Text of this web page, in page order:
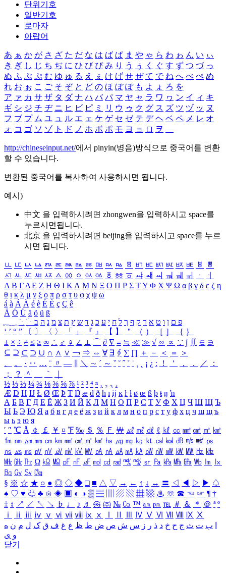
단위기호
일반기호
로마자
아랍어
あ ぁ か が さ ざ た だ な は ば ぱ ま や ゃ ら わ ゎ ん い ぃ
き ぎ し じ ち ぢ に ひ び ぴ み り う ぅ く ぐ す ず つ づ っ
ぬ ふ ぶ ぷ む ゆ ゅ る え ぇ け げ せ ぜ て で ね へ べ ぺ め
れ お ぉ こ ご そ ぞ と ど の ほ ぼ ぽ も よ ょ ろ を
ア ァ カ サ ザ タ ダ ナ ハ バ パ マ ヤ ャ ラ ワ ヮ ン イ ィ キ
ギ シ ジ チ ヂ ニ ヒ ビ ピ ミ リ ウ ゥ ク グ ス ズ ツ ヅ ッ ヌ
フ ブ プ ム ユ ュ ル エ ェ ケ ゲ セ ゼ テ デ ヘ ベ ペ メ レ オ
ォ コ ゴ ソ ゾ ト ド ノ ホ ボ ポ モ ヨ ョ ロ ヲ ―
http://chineseinput.net/에서 pinyin(병음)방식으로 중국어를 변환
할 수 있습니다.
변환된 중국어를 복사하여 사용하시면 됩니다.
예시)
中文 을 입력하시려면 zhongwen을 입력하시고 space를
누르시면됩니다.
北京 을 입력하시려면 beijing을 입력하시고 space를 누르
시면 됩니다.
ㅥ ㅦ ㅧ ㅨ ㅩ ㅪ ㅫ ㅬ ㅭ ㅮ ㅯ ㅰ ㅱ ㅲ ㅳ ㅴ ㅵ ㅶ ㅷ ㅸ
ㅹ
ㅺ ㅻ ㅼ ㅽ ㅾ ㅿ ㆀ ㆁ ㆂ ㆃ ㆄ ㆅ ㆆ ㆇ ㆈ ㆉ ㆊ ㆋ ㆌ ㆍ
ㆎ
Α Β ΓΔ Ε Ζ Η Θ Ι ΚΛ Μ Ν Ξ Ο Π Ρ Σ ΤΥ Φ Χ Ψ Ω α β γ δ ε ζ η
θ ι κ λ μ ν ξ ο π ρ σ τ υ φ χ ψ ω
á à Á À é è É È ç Ç ê
Ä Ö Ü ä ö ü ß
ִֶֹ ֻּ ׁׂ פ ם ן ו ט א ר ק ף ך ל ח י ע כ ג ד ש ץ ת צ מ נ ה ב
‘ ’ “ ” 〔 〕 〈 〉 「 」 『 』 【 】 ＂ （ ） ［ ］ ｛ ｝
± × ÷ ≠ ≤ ≥ ∞ ∴ ♂ ♀ ∠ ⊥ ⌒ ∂ ∇ ≡ ≒ ≪ ≫ √ ∽ ∝ ∵ ∫ ∬ ∈ ∋
⊆ ⊇ ⊂ ⊃ ∪ ∩ ∧ ∨ ￢ ⇒ ⇔ ∀ ∃ ∮ ∑ ∏ ＋ － ＜ ＝
＞
、
。 · ‥ … ¨ 〃 ― ＼ ∼ ´ ～ ˇ ˘ ˝ ˚ ˙ ¸ ¡ ¿ ː ！ ＇ ， ． ／
：
；
？ ＾ ｀
½ ⅓ ⅔ ¼ ¾ ⅛ ⅜ ⅝ ⅞ ¹ ² ³ ⁴ ⁿ ₁ ₂ ₃ ₄
Æ Ð Ħ Ĳ Ł Ø Œ Þ Ŧ Ŋ æ đ ð ħ ı ĳ ĸ ŀ ł ø œ ß þ ŧ ŋ ŉ
А Б В Г Д Е Ё Ж З И Й К Л М Н О П Р С Т У Ф Х Ц Ч Ш Щ Ъ
Ы Ь Э Ю Я а б в г д е ё ж з и й к л м н о п р с т у ф х ц ч ш щ ъ
ы ь э ю я
′ ″ ℃ Å ￠ ￡ ￥ ¤ ℉ ‰ ＄ ％ Ｆ ￦ ㎕ ㎖ ㎗ ℓ ㎘ ㏄ ㎣ ㎤ ㎥ ㎦
㎙ ㎚ ㎛ ㎜ ㎝ ㎞ ㎟ ㎠ ㎡ ㎢ ㏊ ㎍ ㎎ ㎏ ㏏ ㎈ ㎉ ㏈ ㎧ ㎨ ㎰
㎱ ㎲ ㎳ ㎴ ㎵ ㎶ ㎷ ㎸ ㎹ ㎀ ㎁ ㎂ ㎃ ㎄ ㎺ ㎻ ㎽ ㎾ ㎿ ㎐ ㎑
㎒ ㎓ ㎔ Ω ㏀ ㏁ ㎊ ㎋ ㎌ ㏖ ㏅ ㎭ ㎮ ㎯ ㏛ ㎩ ㎪ ㎫ ㎬ ㏝ ㏐
㏓
㏃ ㏉ ㏜ ㏆
§ ※ ☆ ★ ○ ● ◎ ◇ ◆ □ ■ △ ▽ → ← ↑ ↓ ↔ 〓 ◁ ◀ ▷ ▶ ♤
♠ ♡ ♥ ♧ ♣ ⊙ ◈ ▣ ◐ ◑ ▒ ▤ ▨ ▧ ▦ ▩ ♨ ☏ ☎ ☜ ☞ ¶ †
‡ ↕ ↗ ↙ ↖ ↘ ♭ ♩ ♪ ♬ ㉿ ㈜ № ㏇ ™ ㏂ ㏘ ℡ ＃ ＆ ＊ ＠ ª º
ⅰ
ⅱ ⅲ ⅳ ⅴ ⅵ ⅶ ⅷ ⅸ ⅹ Ⅳ Ⅴ Ⅵ Ⅶ Ⅷ Ⅸ Ⅹ
ب ت ث ج ح خ د ذ ر ز س ش ص ض ط ظ ع غ ف ق ک ل م ن ه
و ی
닫기